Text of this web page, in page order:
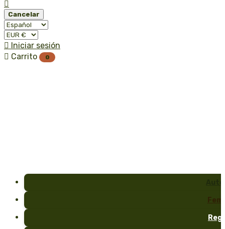

Cancelar
 Iniciar sesión
 Carrito 0
Fem
Reg